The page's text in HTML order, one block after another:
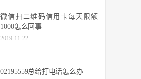
微信扫二维码信用卡每天限额
1000怎么回事
2019-11-22
02195559总给打电话怎么办